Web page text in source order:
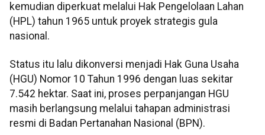
kemudian diperkuat melalui Hak Pengelolaan Lahan
(HPL) tahun 1965 untuk proyek strategis gula
nasional.
Status itu lalu dikonversi menjadi Hak Guna Usaha
(HGU) Nomor 10 Tahun 1996 dengan luas sekitar
7.542 hektar. Saat ini, proses perpanjangan HGU
masih berlangsung melalui tahapan administrasi
resmi di Badan Pertanahan Nasional (BPN).